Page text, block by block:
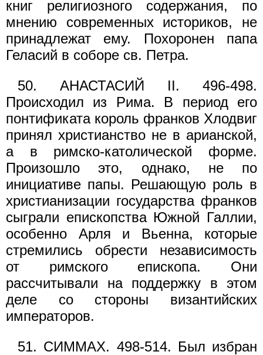
книг религиозного содержания, по
мнению современных историков, не
принадлежат ему. Похоронен папа
Геласий в соборе св. Петра.
50. АНАСТАСИЙ II. 496-498.
Происходил из Рима. В период его
понтификата король франков Хлодвиг
принял христианство не в арианской,
а в римско-католической форме.
Произошло это, однако, не по
инициативе папы. Решающую роль в
христианизации государства франков
сыграли епископства Южной Галлии,
особенно Арля и Вьенна, которые
стремились обрести независимость
от римского епископа. Они
рассчитывали на поддержку в этом
деле со стороны византийских
императоров.
51. СИММАХ. 498-514. Был избран